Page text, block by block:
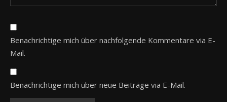
Benachrichtige mich über nachfolgende Kommentare via E-
Mail.
Benachrichtige mich über neue Beiträge via E-Mail.